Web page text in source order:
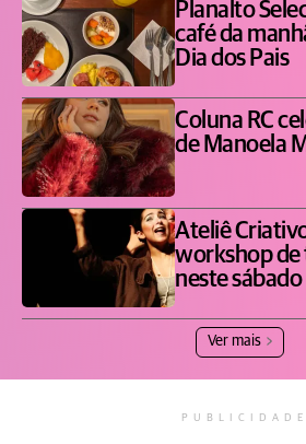
Planalto
café da
Dia dos Pais
Coluna RC
de Manoela
Ateliê
workshop de
neste sábado
Ver mais
PUBLICIDADE